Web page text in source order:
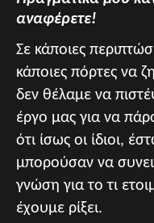
αναφέρετε!
Σε κάποιες
κάποιες πόρτες να
δεν θέλαμε να
έργο μας για να
ότι ίσως οι ίδιοι,
μπορούσαν να
γνώση για το τι
έχουμε ρίξει.